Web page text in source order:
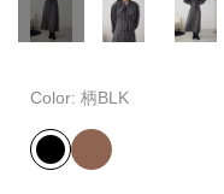
Color: 柄BLK